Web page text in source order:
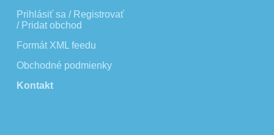
Prihlásiť sa / Registrovať
/ Pridat obchod
Formát XML feedu
Obchodné podmienky
Kontakt